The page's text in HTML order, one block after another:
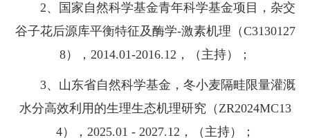
2、国家自然科学基金青年科学基金项目，杂交
谷子花后源库平衡特征及酶学-激素机理（C3130127
8），2014.01-2016.12，（主持）；
3、山东省自然科学基金，冬小麦隔畦限量灌溉
水分高效利用的生理生态机理研究（ZR2024MC13
4），2025.01 - 2027.12，（主持）；